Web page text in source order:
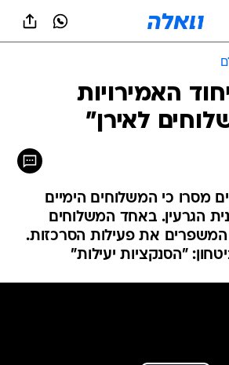
האמירויות
לאירן"
מסרו כי המשלוחים הימיים
הגרעין. באחד המשלוחים
המשפרים את פעילות הסרכזות.
"הסנקציות יעילות"